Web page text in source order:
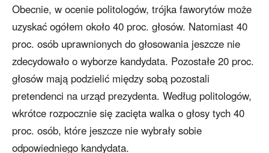
Obecnie, w ocenie politologów, trójka faworytów może
uzyskać ogółem około 40 proc. głosów. Natomiast 40
proc. osób uprawnionych do głosowania jeszcze nie
zdecydowało o wyborze kandydata. Pozostałe 20 proc.
głosów mają podzielić między sobą pozostali
pretendenci na urząd prezydenta. Według politologów,
wkrótce rozpocznie się zacięta walka o głosy tych 40
proc. osób, które jeszcze nie wybrały sobie
odpowiedniego kandydata.